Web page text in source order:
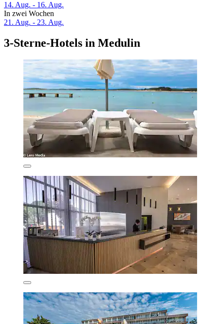
14. Aug. - 16. Aug.
In zwei Wochen
21. Aug. - 23. Aug.
3-Sterne-Hotels in Medulin